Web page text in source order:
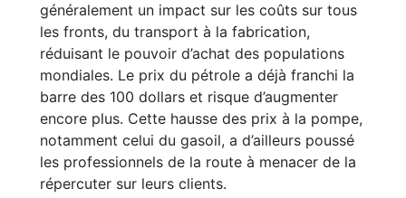
généralement un impact sur les coûts sur tous
les fronts, du transport à la fabrication,
réduisant le pouvoir d’achat des populations
mondiales. Le prix du pétrole a déjà franchi la
barre des 100 dollars et risque d’augmenter
encore plus. Cette hausse des prix à la pompe,
notamment celui du gasoil, a d’ailleurs poussé
les professionnels de la route à menacer de la
répercuter sur leurs clients.